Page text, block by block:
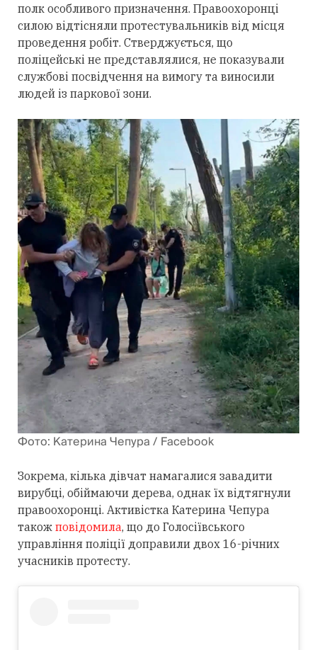
полк особливого призначення. Правоохоронці
силою відтісняли протестувальників від місця
проведення робіт. Стверджується, що
поліцейські не представлялися, не показували
службові посвідчення на вимогу та виносили
людей із паркової зони.
Фото: Катерина Чепура / Facebook
Зокрема, кілька дівчат намагалися завадити
вирубці, обіймаючи дерева, однак їх відтягнули
правоохоронці. Активістка Катерина Чепура
також повідомила, що до Голосіївського
управління поліції доправили двох 16-річних
учасників протесту.